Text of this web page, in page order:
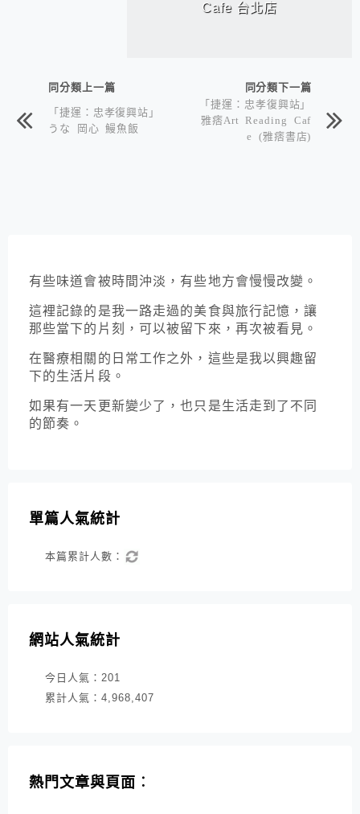
Cafe 台北店
同分類上一篇
「捷運：忠孝復興站」
うな 岡心 鰻魚飯
同分類下一篇
「捷運：忠孝復興站」
雅痞Art Reading Caf
e (雅痞書店)
有些味道會被時間沖淡，有些地方會慢慢改變。
這裡記錄的是我一路走過的美食與旅行記憶，讓
那些當下的片刻，可以被留下來，再次被看見。
在醫療相關的日常工作之外，這些是我以興趣留
下的生活片段。
如果有一天更新變少了，也只是生活走到了不同
的節奏。
單篇人氣統計
本篇累計人數：
網站人氣統計
今日人氣： 201
累計人氣： 4,968,407
熱門文章與頁面︰